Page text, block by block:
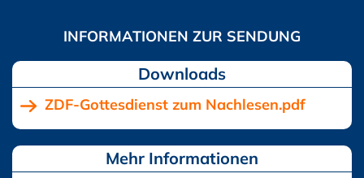
Downloads
ZDF-Gottesdienst zum Nachlesen.pdf